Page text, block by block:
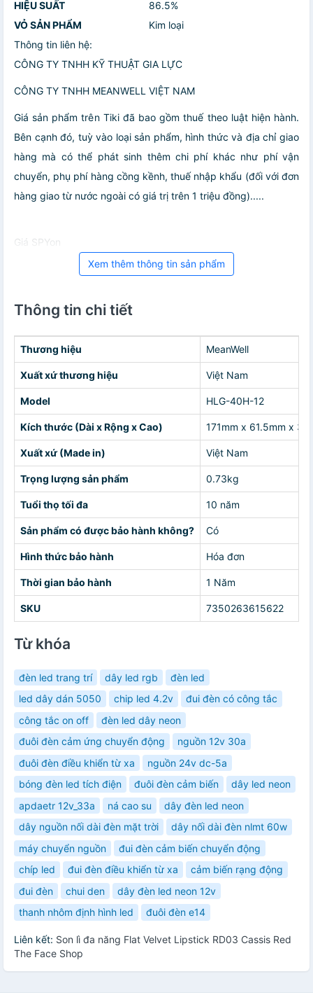
HIỆU SUẤT
86.5%
VỎ SẢN PHẨM
Kim loại
Thông tin liên hệ:
CÔNG TY TNHH KỸ THUẬT GIA LỰC
CÔNG TY TNHH MEANWELL VIỆT NAM
Giá sản phẩm trên Tiki đã bao gồm thuế theo luật hiện hành.
Bên cạnh đó, tuỳ vào loại sản phẩm, hình thức và địa chỉ giao
hàng mà có thể phát sinh thêm chi phí khác như phí vận
chuyển, phụ phí hàng cồng kềnh, thuế nhập khẩu (đối với đơn
hàng giao từ nước ngoài có giá trị trên 1 triệu đồng).....
Giá SPYon
Xem thêm thông tin sản phẩm
Thông tin chi tiết
Thương hiệu MeanWell
Xuất xứ thương hiệu Việt Nam
Model HLG-40H-12
Kích thước (Dài x Rộng x Cao) 171mm x 61.5mm x
Xuất xứ (Made in) Việt Nam
Trọng lượng sản phẩm 0.73kg
Tuổi thọ tối đa 10 năm
Sản phẩm có được bảo hành không? Có
Hình thức bảo hành Hóa đơn
Thời gian bảo hành 1 Năm
SKU 7350263615622
Từ khóa
đèn led trang trí dây led rgb
đèn led
led dây dán 5050
chip led 4.2v
đui đèn có công tắc
công tắc on off
đèn led dây neon
đuôi đèn cảm ứng chuyển động
nguồn 12v 30a
đuôi đèn điều khiển từ xa
nguồn 24v dc-5a
bóng đèn led tích điện
đuôi đèn cảm biến
dây led neon
apdaetr 12v_33a
ná cao su
dây đèn led neon
dây nguồn nối dài đèn mặt trời
dây nối dài đèn nlmt 60w
máy chuyển nguồn
đui đèn cảm biến chuyển động
chíp led
đui đèn điều khiển từ xa
cảm biến rạng động
đui đèn
chui den
dây đèn led neon 12v
thanh nhôm định hình led
đuôi đèn e14
Liên kết: Son lì đa năng Flat Velvet Lipstick RD03 Cassis Red
The Face Shop